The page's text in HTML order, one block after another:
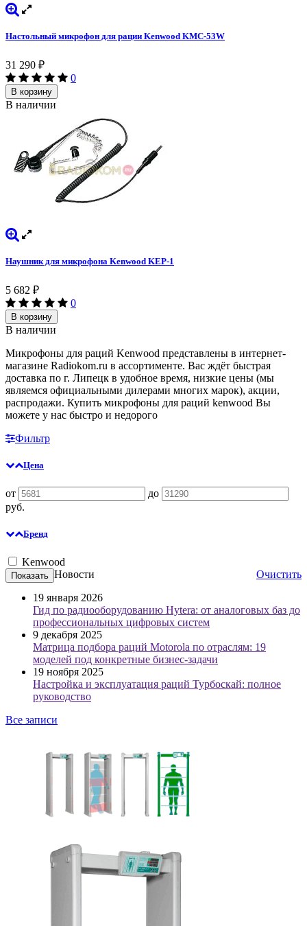
Настольный микрофон для рации Kenwood KMC-53W
31 290 ₽
0
В корзину
В наличии
Наушник для микрофона Kenwood KEP-1
5 682 ₽
0
В корзину
В наличии
Микрофоны для раций Kenwood представлены в интернет-
магазине Radiokom.ru в ассортименте. Вас ждёт быстрая
доставка по г. Липецк в удобное время, низкие цены (мы
являемся официальными дилерами многих марок), акции,
распродажи. Купить микрофоны для раций kenwood Вы
можете у нас быстро и недорого
Фильтр
Цена
от
до
руб.
Бренд
Kenwood
Очистить
Новости
19 января 2026
Гид по радиооборудованию Hytera: от аналоговых баз до
профессиональных цифровых систем
9 декабря 2025
Матрица подбора раций Motorola по отраслям: 19
моделей под конкретные бизнес-задачи
19 ноября 2025
Настройка и эксплуатация раций Турбоскай: полное
руководство
Все записи